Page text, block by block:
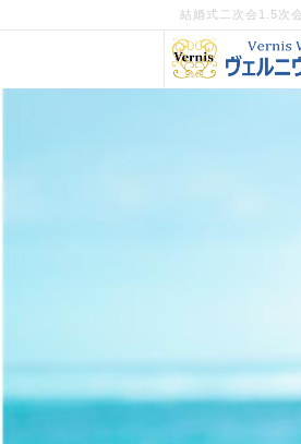
結婚式二次会1.5次